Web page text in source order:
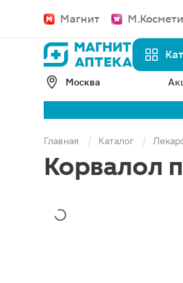
Магнит
Москва
Главная Каталог
Корвалол